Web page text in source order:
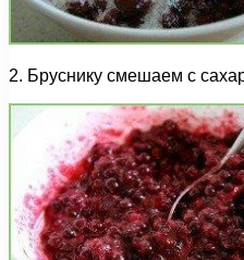
2. Бруснику смешаем с